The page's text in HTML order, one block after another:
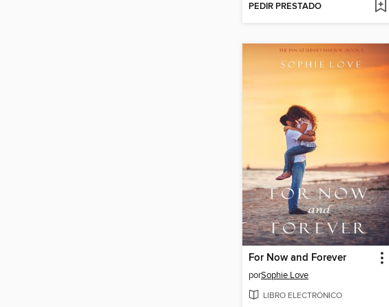
PEDIR PRESTADO
For Now and Forever
porSophie Love
LIBRO ELECTRÓNICO